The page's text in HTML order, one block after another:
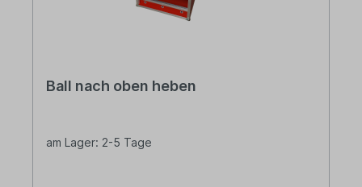
Ball nach oben heben
am Lager: 2-5 Tage